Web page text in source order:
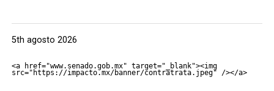
5th agosto 2026
<a href="www.senado.gob.mx" target="_blank"><img
src="https://impacto.mx/banner/contratrata.jpeg" /></a>